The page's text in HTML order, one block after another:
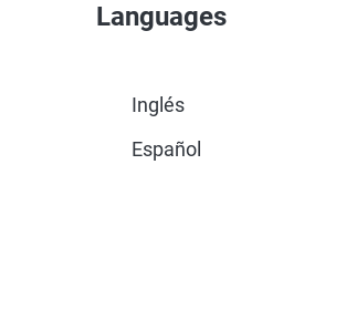
Languages
Inglés
Español